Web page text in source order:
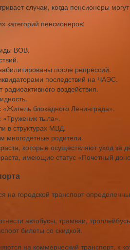
случаи, когда пенсионеры
категорий пенсионеров:
ВОВ.
после репрессий.
последствий на ЧАЭС.
воздействия.
блокадного Ленинграда».
тыла».
в структурах МВД.
многодетные родители.
которые осуществляют уход за
имеющие статус «Почетный
на городской транспорт
автобусы, трамваи,
билеты со скидкой.
на коммерческий транспорт, к